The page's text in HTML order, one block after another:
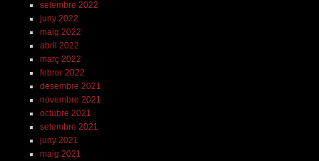
setembre 2022
juny 2022
maig 2022
abril 2022
març 2022
febrer 2022
desembre 2021
novembre 2021
octubre 2021
setembre 2021
juny 2021
maig 2021